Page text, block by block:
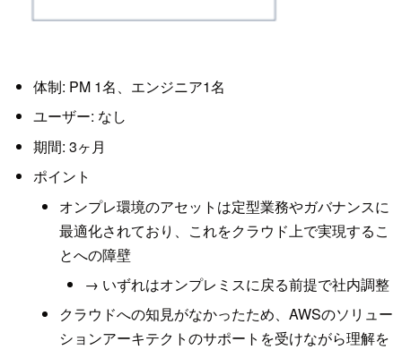
体制: PM 1名、エンジニア1名
ユーザー: なし
期間: 3ヶ月
ポイント
オンプレ環境のアセットは定型業務やガバナンスに
最適化されており、これをクラウド上で実現するこ
とへの障壁
→ いずれはオンプレミスに戻る前提で社内調整
クラウドへの知見がなかったため、AWSのソリュー
ションアーキテクトのサポートを受けながら理解を